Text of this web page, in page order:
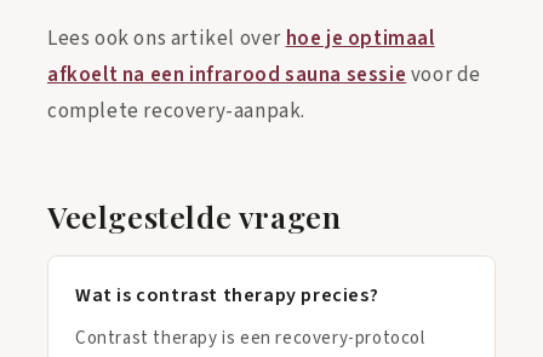
Lees ook ons artikel overhoe je optimaal
afkoelt na een infrarood sauna sessievoor de
complete recovery-aanpak.
Veelgestelde vragen
Wat is contrast therapy precies?
Contrast therapy is een recovery-protocol